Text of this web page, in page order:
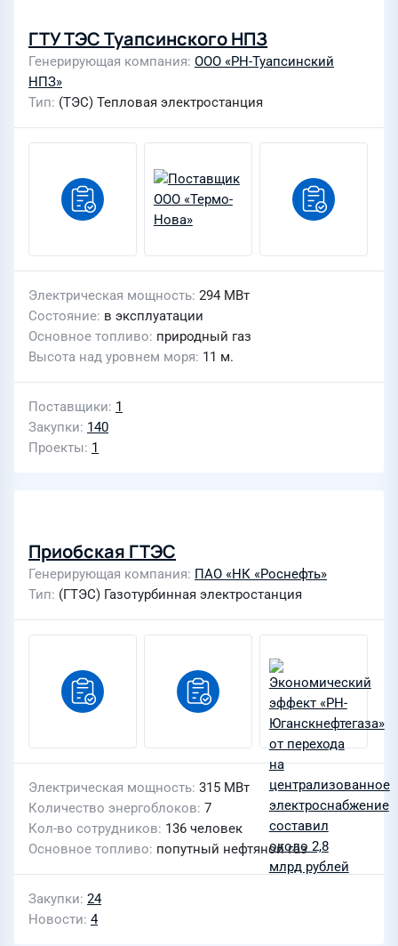
ГТУ ТЭС Туапсинского НПЗ
Генерирующая компания ООО «РН-Туапсинский
НПЗ»
Тип (ТЭС) Тепловая электростанция
Электрическая мощность 294 МВт
Состояние в эксплуатации
Основное топливо природный газ
Высота над уровнем моря 11 м.
Поставщики 1
Закупки 140
Проекты 1
Приобская ГТЭС
Генерирующая компания ПАО «НК «Роснефть»
Тип (ГТЭС) Газотурбинная электростанция
Электрическая мощность 315 МВт
Количество энергоблоков 7
Кол-во сотрудников 136 человек
Основное топливо попутный нефтяной газ
Закупки 24
Новости 4